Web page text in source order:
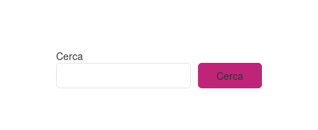
Cerca
Cerca